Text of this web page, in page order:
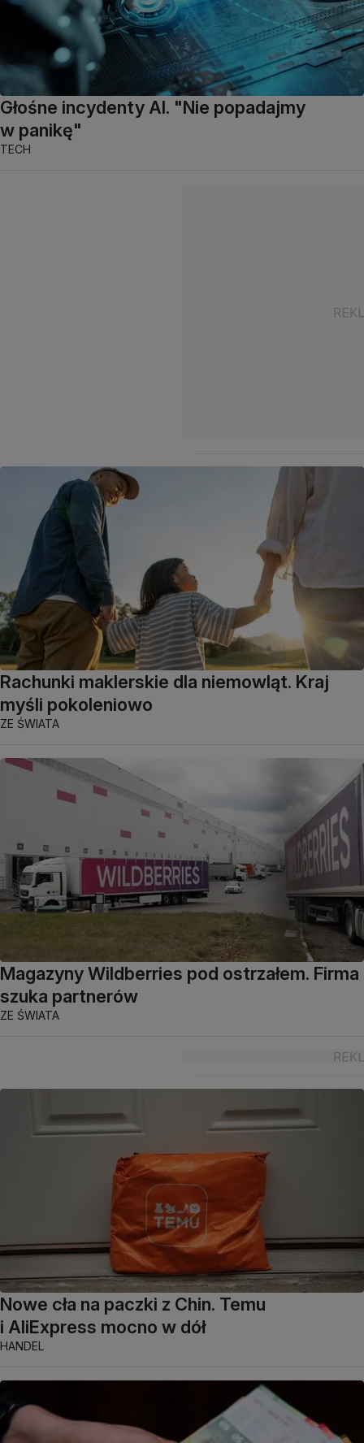
Głośne incydenty AI. "Nie popadajmy
w panikę"
TECH
Rachunki maklerskie dla niemowląt. Kraj
myśli pokoleniowo
ZE ŚWIATA
Magazyny Wildberries pod ostrzałem. Firma
szuka partnerów
ZE ŚWIATA
Nowe cła na paczki z Chin. Temu
i AliExpress mocno w dół
HANDEL